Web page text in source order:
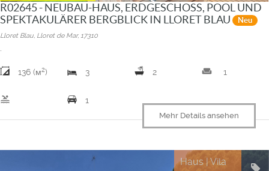
R02645 - NEUBAU-HAUS, ERDGESCHOSS, POOL UND
SPEKTAKULÄRER BERGBLICK IN LLORET BLAU
Neu
Lloret Blau, Lloret de Mar, 17310
.
136 (м2) 3 2 weekend 1
pool 1
Mehr Details ansehen
Haus | Vila